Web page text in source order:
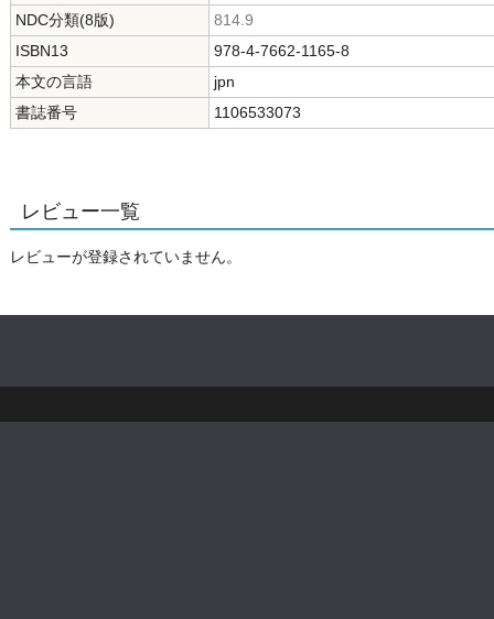
NDC分類(8版)
814.9
ISBN13
978-4-7662-1165-8
本文の言語
jpn
書誌番号
1106533073
レビュー一覧
レビューが登録されていません。